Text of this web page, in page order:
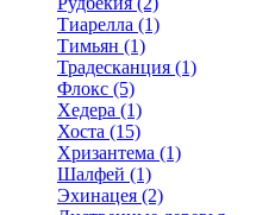
Тиарелла (1)
Тимьян (1)
Традесканция (1)
Флокс (5)
Хедера (1)
Хоста (15)
Хризантема (1)
Шалфей (1)
Эхинацея (2)